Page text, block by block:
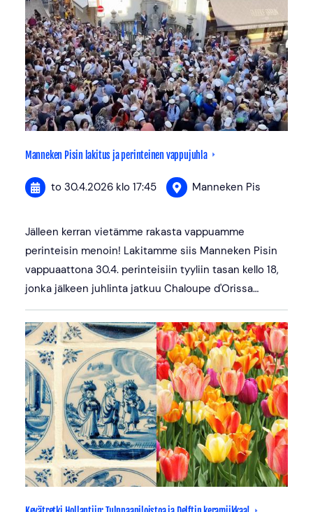
Manneken Pisin lakitus ja perinteinen vappujuhla
to 30.4.2026 klo 17:45 Manneken Pis
Jälleen kerran vietämme rakasta vappuamme
perinteisin menoin! Lakitamme siis Manneken Pisin
vappuaattona 30.4. perinteisiin tyyliin tasan kello 18,
jonka jälkeen juhlinta jatkuu Chaloupe d'Orissa…